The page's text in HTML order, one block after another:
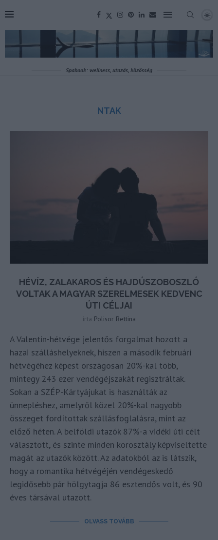
Spabook: wellness, utazás, közösség
NTAK
HÉVÍZ, ZALAKAROS ÉS HAJDÚSZOBOSZLÓ
VOLTAK A MAGYAR SZERELMESEK KEDVENC
ÚTI CÉLJAI
írta Polisor Bettina
A Valentin-hétvége jelentős forgalmat hozott a
hazai szálláshelyeknek, hiszen a második februári
hétvégéhez képest országosan 20%-kal több,
mintegy 243 ezer vendégéjszakát regisztráltak.
Sokan a SZÉP-Kártyájukat is használták az
ünnepléshez, amelyről közel 20%-kal nagyobb
összeget fordítottak szállásfoglalásra, mint az
előző héten. A belföldi utazók 87%-a vidéki úti célt
választott, és szinte minden korosztály képviseltette
magát az utazók között. Az adatokból az is látszik,
hogy a romantika hétvégéjén vendégeskedő
legidősebb pár hölgytagja 86 esztendős volt, és 90
éves társával utazott.
OLVASS TOVÁBB